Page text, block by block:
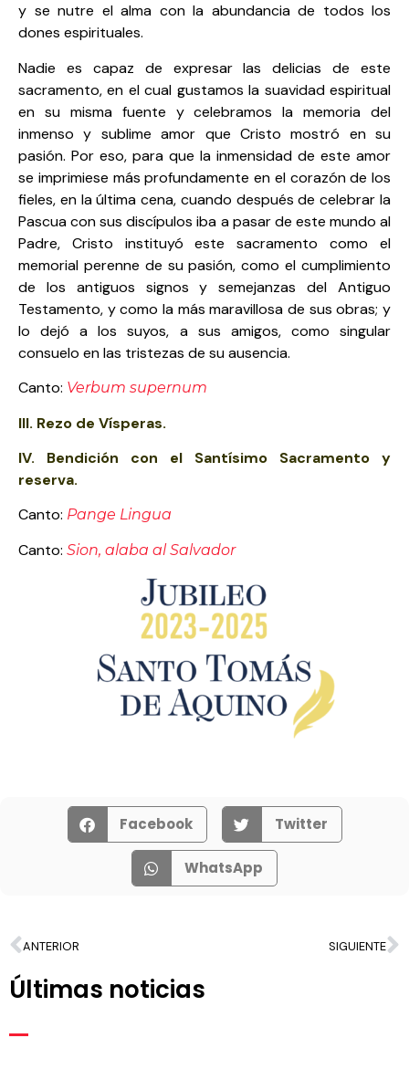
y se nutre el alma con la abundancia de todos los
dones espirituales.
Nadie es capaz de expresar las delicias de este
sacramento, en el cual gustamos la suavidad espiritual
en su misma fuente y celebramos la memoria del
inmenso y sublime amor que Cristo mostró en su
pasión. Por eso, para que la inmensidad de este amor
se imprimiese más profundamente en el corazón de los
fieles, en la última cena, cuando después de celebrar la
Pascua con sus discípulos iba a pasar de este mundo al
Padre, Cristo instituyó este sacramento como el
memorial perenne de su pasión, como el cumplimiento
de los antiguos signos y semejanzas del Antiguo
Testamento, y como la más maravillosa de sus obras; y
lo dejó a los suyos, a sus amigos, como singular
consuelo en las tristezas de su ausencia.
Canto: Verbum supernum
III. Rezo de Vísperas.
IV. Bendición con el Santísimo Sacramento y
reserva.
Canto: Pange Lingua
Canto: Sion, alaba al Salvador
Facebook Twitter
WhatsApp
ANTERIOR SIGUIENTE
Últimas noticias